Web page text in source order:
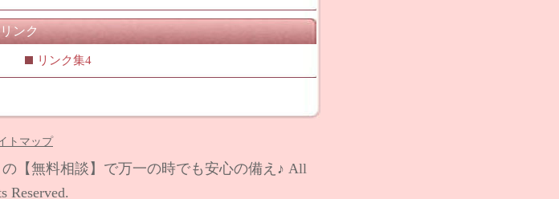
リンク
リンク集4
トマップ
【無料相談】で万一の時でも安心の備え♪ All
Reserved.